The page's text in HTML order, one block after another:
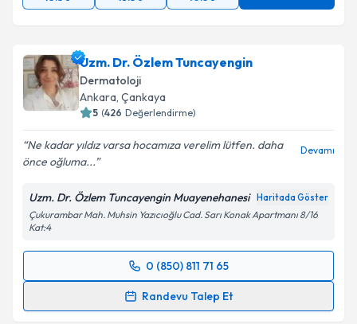
Uzm. Dr. Özlem Tuncayengin
Dermatoloji
Ankara, Çankaya
5 (426 Değerlendirme)
Ne kadar yıldız varsa hocamıza verelim lütfen. daha
önce oğluma...
Devamı
Uzm. Dr. Özlem Tuncayengin Muayenehanesi Haritada Göster
Çukurambar Mah. Muhsin Yazıcıoğlu Cad. Sarı Konak Apartmanı 8/16
Kat:4
0 (850) 811 71 65
Randevu Talep Et
Randevu Takvimi Talebi